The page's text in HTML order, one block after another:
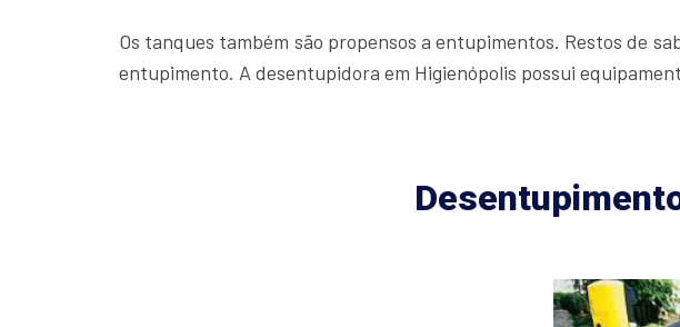
Os tanques também são propensos a entupimentos. Restos de
entupimento. A desentupidora em Higienópolis possui